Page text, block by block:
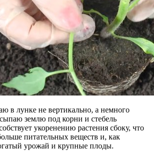
в лунке не вертикально, а немного
землю под корни и стебель
укоренению растения сбоку, что
питательных веществ и, как
урожай и крупные плоды.